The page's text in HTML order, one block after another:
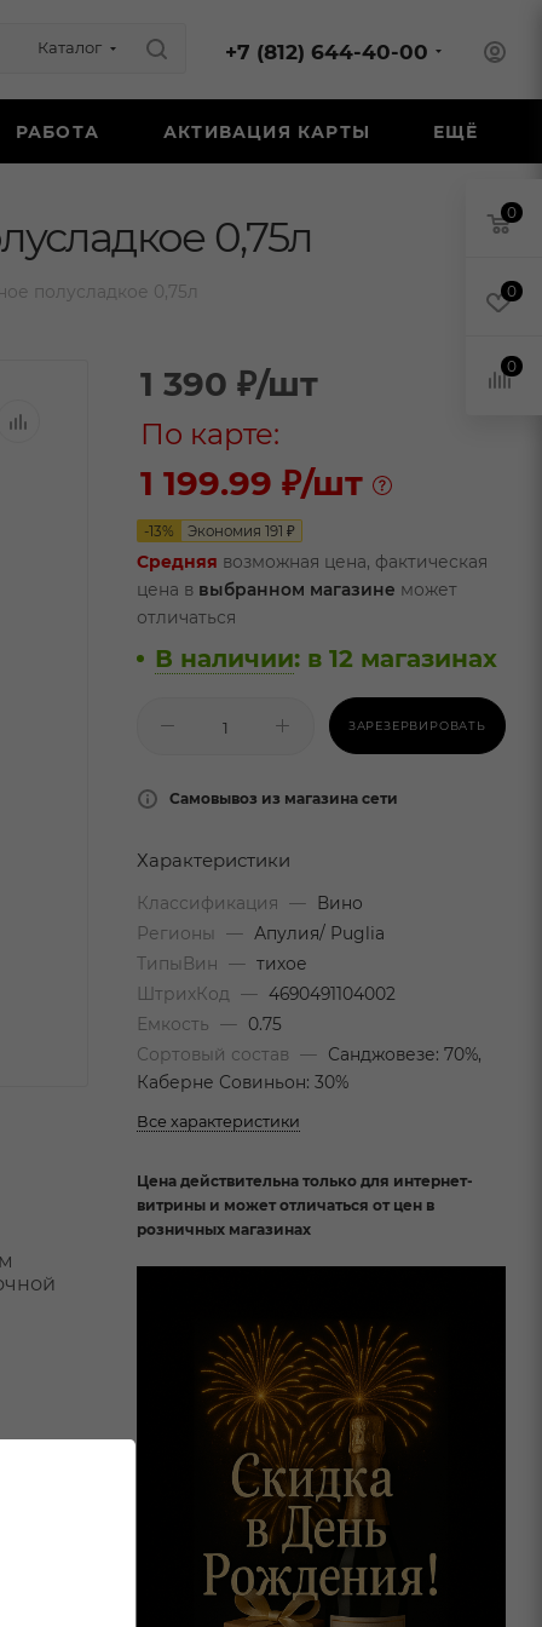
Каталог +7 (812) 644-40-00
РАБОТА АКТИВАЦИЯ КАРТЫ ЕЩЁ
0,75л
полусладкое 0,75л
1 390 ₽/шт
По карте:
1 199.99 ₽/шт
-13% Экономия 191 ₽
Средняя возможная цена, фактическая
цена в выбранном магазине может
отличаться
В наличии: в 12 магазинах
ЗАРЕЗЕРВИРОВАТЬ
Самовывоз из магазина сети
Характеристики
Классификация —
Вино
Регионы
—
Апулия/ Puglia
ТипыВин
— тихое
ШтрихКод
— 4690491104002
Емкость
—
0.75
Сортовый состав
—
Санджовезе: 70%,
Каберне Совиньон: 30%
Все характеристики
Цена действительна только для интернет-
витрины и может отличаться от цен в
розничных магазинах
0
0
0